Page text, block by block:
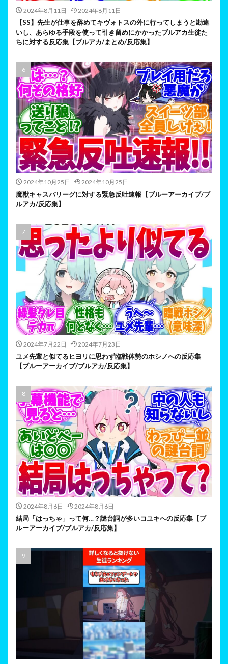
2024年8月11日 2024年8月11日
【SS】先生が仕事を辞めてキヴォトスの外に行ってしまうと勘違
いし、あらゆる手段を使って引き留めにかかったブルアカ生徒た
ちに対する反応集【ブルアカ/まとめ/反応集】
2024年10月25日 2024年10月25日
魔獣キャスパリーグに対する緊急反吐速報【ブルーアーカイブ/ブ
ルアカ/反応集】
2024年7月22日 2024年7月23日
ユメ先輩と似てるヒヨリに思わず臨戦体勢のホシノへの反応集
【ブルーアーカイブ/ブルアカ/反応集】
2024年8月6日 2024年8月6日
結局「はっちゃ」って何…？謎台詞が多いコユキへの反応集【ブ
ルーアーカイブ/ブルアカ/反応集】